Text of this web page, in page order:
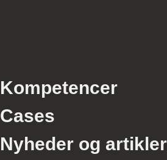
Kompetencer
Cases
Nyheder og artikler